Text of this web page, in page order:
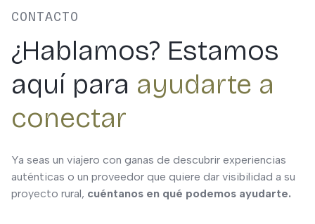
CONTACTO
¿Hablamos? Estamos
aquí para ayudarte a
conectar
Ya seas un viajero con ganas de descubrir experiencias
auténticas o un proveedor que quiere dar visibilidad a su
proyecto rural, cuéntanos en qué podemos ayudarte.